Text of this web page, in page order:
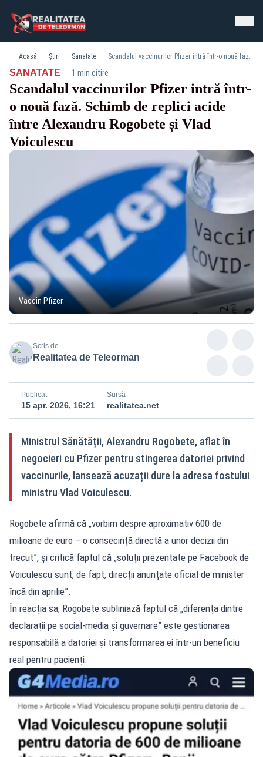
Acasă Știri Sanatate Scandalul vaccinurilor Pfizer intră într-o nouă fază. Schimb de replici acide între Alexandru Rogobete și Vlad Voiculescu
SANATATE· 1 min citire
Scandalul vaccinurilor Pfizer intră într-
o nouă fază. Schimb de replici acide
între Alexandru Rogobete și Vlad
Voiculescu
Vaccin Pfizer
Scris de
Realitatea de Teleorman
Publicat
15 apr. 2026, 16:21
Sursă
realitatea.net
Ministrul Sănătății, Alexandru Rogobete, aflat în
negocieri cu Pfizer pentru stingerea datoriei privind
vaccinurile, lansează acuzații dure la adresa fostului
ministru Vlad Voiculescu.
Rogobete afirmă că „vorbim despre aproximativ 600 de
milioane de euro – o consecință directă a unor decizii din
trecut”, și critică faptul că „soluții prezentate pe Facebook de
Voiculescu sunt, de fapt, direcții anunțate oficial de minister
încă din aprilie”.
În reacția sa, Rogobete subliniază faptul că „diferența dintre
declarații pe social-media și guvernare” este gestionarea
responsabilă a datoriei și transformarea ei într-un beneficiu
real pentru pacienți.